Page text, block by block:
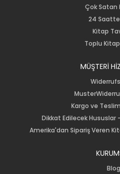
Çok Satan
24
Kitap
Toplu
MÜŞTERİ
Kargo ve
Dikkat Edilecek Hususlar
Amerika'dan Sipariş Veren
Blog